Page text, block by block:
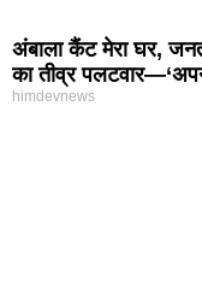
अंबाला कैंट मेरा घर,
का तीव्र
himdevnews